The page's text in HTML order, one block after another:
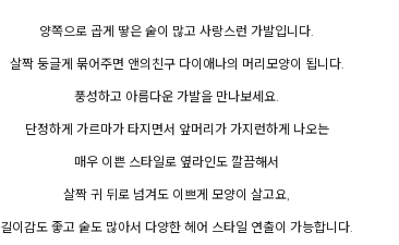
양쪽으로 곱게 땋은 숱이 많고 사랑스런 가발입니다.
살짝 둥글게 묶어주면 앤의친구 다이애나의 머리모양이 됩니다.
풍성하고 아름다운 가발을 만나보세요.
단정하게 가르마가 타지면서 앞머리가 가지런하게 나오는
매우 이쁜 스타일로 옆라인도 깔끔해서
살짝 귀 뒤로 넘겨도 이쁘게 모양이 살고요,
길이감도 좋고 숱도 많아서 다양한 헤어 스타일 연출이 가능합니다.